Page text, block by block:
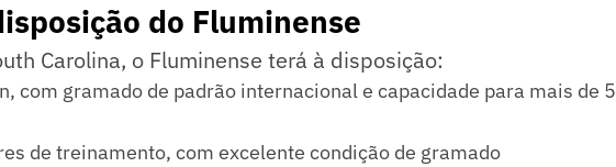
do Fluminense
Carolina, o Fluminense terá à disposição:
com gramado de padrão internacional e capacidade para mais de 5
de treinamento, com excelente condição de gramado